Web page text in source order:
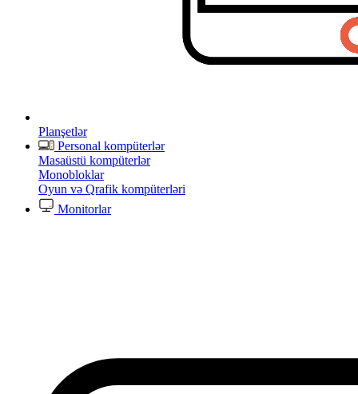
Planşetlər
Personal kompüterlər
Masaüstü kompüterlər
Monobloklar
Oyun və Qrafik kompüterləri
Monitorlar